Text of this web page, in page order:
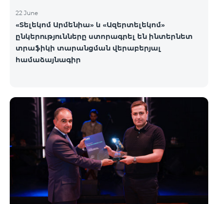
22 June
«Տելեկոմ Արմենիա» և «Ազերտելեկոմ»
ընկերությունները ստորագրել են ինտերնետ
տրաֆիկի տարանցման վերաբերյալ
համաձայնագիր